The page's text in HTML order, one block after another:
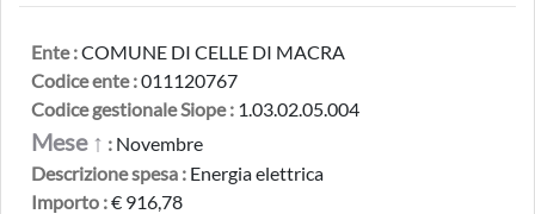
Ente :COMUNE DI CELLE DI MACRA
Codice ente :011120767
Codice gestionale Siope : 1.03.02.05.004
Mese ↑ : Novembre
Descrizione spesa : Energia elettrica
Importo :€ 916,78